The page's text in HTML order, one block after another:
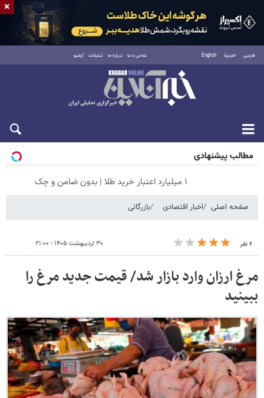
فارسی العربية English تماس با ما درباره ما تبلیغات آرشیو
جمعه ۱۶ مرداد ۱۴۰۵
مطالب پیشنهادی
۱ میلیارد اعتبار خرید طلا | بدون ضامن و چک
صفحه اصلی اخبار اقتصادی بازرگانی
۶ نفر ۳۰ اردیبهشت ۱۴۰۵ - ۲۱:۰۰
مرغ ارزان وارد بازار شد/ قیمت جدید مرغ را
ببینید
×